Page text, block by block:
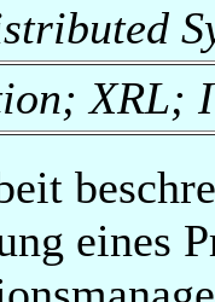
XRL;
eines